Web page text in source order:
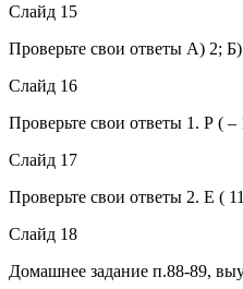
Слайд 15
Проверьте свои ответы А) 2;
Слайд 16
Проверьте свои ответы 1. Р ( –
Слайд 17
Проверьте свои ответы 2. Е (
Слайд 18
Домашнее задание п.88-89,